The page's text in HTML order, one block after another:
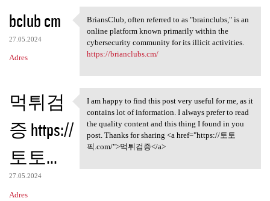
bclub cm
27.05.2024
Adres
BriansClub, often referred to
BriansClub, often referred to as "brainclubs," is an
online platform known primarily within the
cybersecurity community for its illicit activities.
https://brianclubs.cm/
먹튀검
증 https://
토토...
27.05.2024
Adres
I am happy to find this post
I am happy to find this post very useful for me, as it
contains lot of information. I always prefer to read
the quality content and this thing I found in you
post. Thanks for sharing <a href="https://토토
픽.com/">먹튀검증</a>